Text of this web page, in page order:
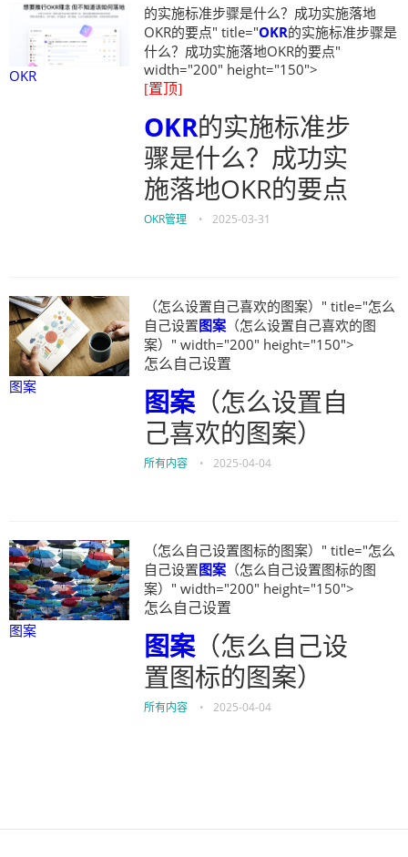
OKR
的实施标准步骤是什么？成功实施落地
OKR的要点" title="OKR的实施标准步骤是
什么？成功实施落地OKR的要点"
width="200" height="150">
[置顶]
OKR的实施标准步
骤是什么？成功实
施落地OKR的要点
OKR管理 • 2025-03-31
图案
（怎么设置自己喜欢的图案）" title="怎么
自己设置图案 （怎么设置自己喜欢的图
案）" width="200" height="150">
怎么自己设置
图案（怎么设置自
己喜欢的图案）
所有内容 • 2025-04-04
图案
（怎么自己设置图标的图案）" title="怎么
自己设置图案 （怎么自己设置图标的图
案）" width="200" height="150">
怎么自己设置
图案（怎么自己设
置图标的图案）
所有内容 • 2025-04-04